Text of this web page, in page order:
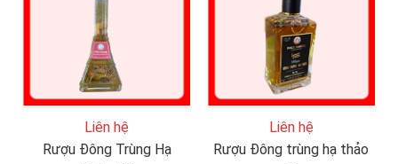
Liên hệ
Rượu Đông Trùng Hạ
Liên hệ
Rượu Đông trùng hạ thảo